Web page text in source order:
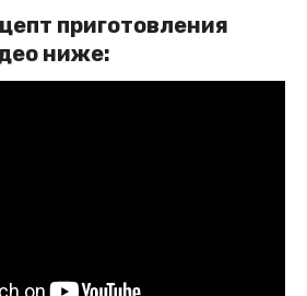
приготовления
ниже: